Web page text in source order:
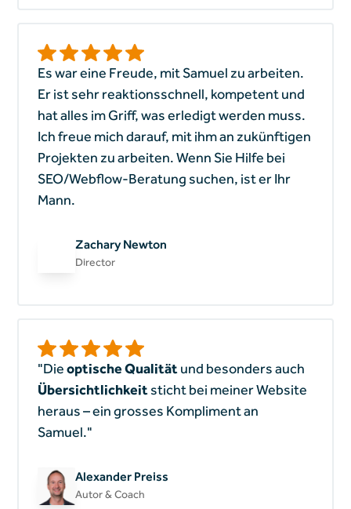
Es war eine Freude, mit Samuel zu arbeiten.
Er ist sehr reaktionsschnell, kompetent und
hat alles im Griff, was erledigt werden muss.
Ich freue mich darauf, mit ihm an zukünftigen
Projekten zu arbeiten. Wenn Sie Hilfe bei
SEO/Webflow-Beratung suchen, ist er Ihr
Mann.
Zachary Newton
Director
"Dieoptische Qualität und besonders auch
Übersichtlichkeit sticht bei meiner Website
heraus – ein grosses Kompliment an
Samuel."
Alexander Preiss
Autor & Coach